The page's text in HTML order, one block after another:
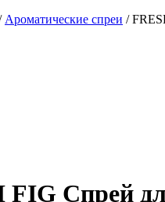
Ароматические спреи /
FIG Спрей